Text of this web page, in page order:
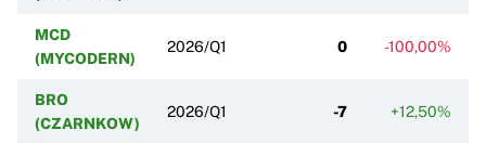
MCD
(MYCODERN)
2026/Q1 0 -100,00%
BRO
(CZARNKOW)
2026/Q1 -7 +12,50%